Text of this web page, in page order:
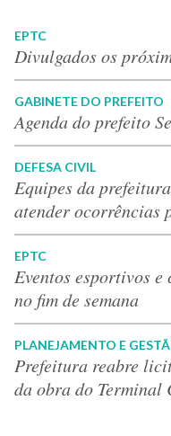
EPTC
Divulgados os
GABINETE DO PREFEITO
Agenda do prefeito
DEFESA CIVIL
Equipes da
atender ocorrências
EPTC
Eventos esportivos
no fim de semana
PLANEJAMENTO E
Prefeitura reabre
da obra do Terminal